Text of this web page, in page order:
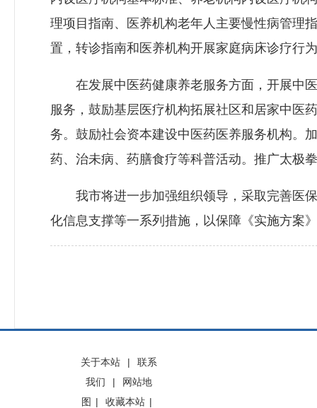
理项目指南、医养机构老年人主要慢性病管理
置，转诊指南和医养机构开展家庭病床诊疗行
在发展中医药健康养老服务方面，开展中医
服务，鼓励基层医疗机构拓展社区和居家中医
务。鼓励社会资本建设中医药医养服务机构。
药、治未病、药膳食疗等科普活动。推广太极
我市将进一步加强组织领导，采取完善医保
化信息支撑等一系列措施，以保障《实施方案
关于本站 |
联系
我们
|
网站地
图 | 收藏本站 |